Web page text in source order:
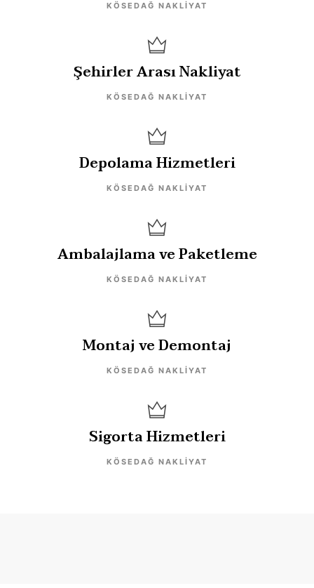
KÖSEDAĞ NAKLIYAT
Şehirler Arası Nakliyat
KÖSEDAĞ NAKLIYAT
Depolama Hizmetleri
KÖSEDAĞ NAKLIYAT
Ambalajlama ve Paketleme
KÖSEDAĞ NAKLIYAT
Montaj ve Demontaj
KÖSEDAĞ NAKLIYAT
Sigorta Hizmetleri
KÖSEDAĞ NAKLIYAT